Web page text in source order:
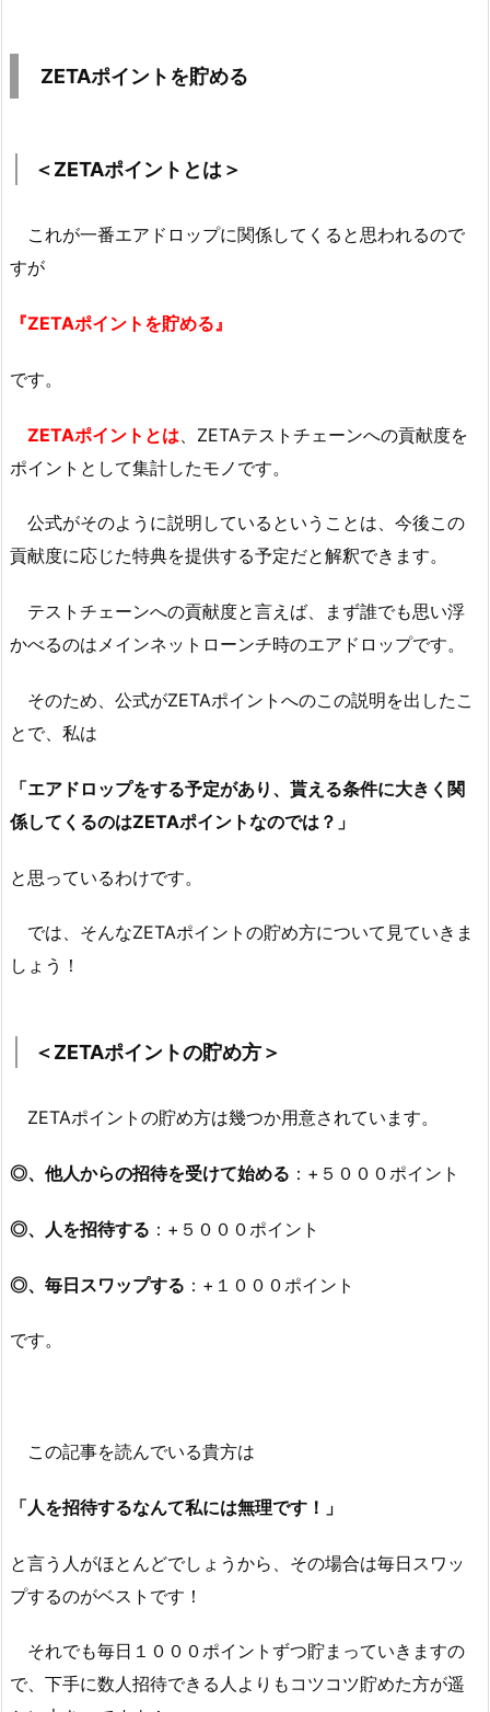
ZETAポイントを貯める
＜ZETAポイントとは＞
これが一番エアドロップに関係してくると思われるので
すが
『ZETAポイントを貯める』
です。
ZETAポイントとは 、ZETAテストチェーンへの貢献度を
ポイントとして集計したモノです。
公式がそのように説明しているということは、今後この
貢献度に応じた特典を提供する予定だと解釈できます。
テストチェーンへの貢献度と言えば、まず誰でも思い浮
かべるのはメインネットローンチ時のエアドロップです。
そのため、公式がZETAポイントへのこの説明を出したこ
とで、私は
「エアドロップをする予定があり、貰える条件に大きく関
係してくるのはZETAポイントなのでは？」
と思っているわけです。
では、そんなZETAポイントの貯め方について見ていきま
しょう！
＜ZETAポイントの貯め方＞
ZETAポイントの貯め方は幾つか用意されています。
◎、他人からの招待を受けて始める ：+５０００ポイント
◎、人を招待する ：+５０００ポイント
◎、毎日スワップする ：+１０００ポイント
です。
この記事を読んでいる貴方は
「人を招待するなんて私には無理です！」
と言う人がほとんどでしょうから、その場合は毎日スワッ
プするのがベストです！
それでも毎日１０００ポイントずつ貯まっていきますの
で、下手に数人招待できる人よりもコツコツ貯めた方が遥